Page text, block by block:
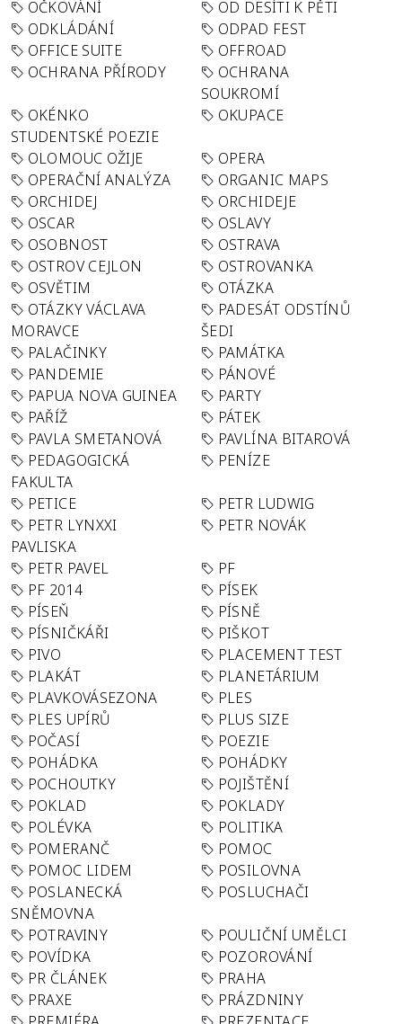
OČKOVÁNÍ
OD DESÍTI K PĚTI
ODKLÁDÁNÍ
ODPAD FEST
OFFICE SUITE
OFFROAD
OCHRANA PŘÍRODY
OCHRANA
SOUKROMÍ
OKÉNKO
STUDENTSKÉ POEZIE
OKUPACE
OLOMOUC OŽIJE
OPERA
OPERAČNÍ ANALÝZA
ORGANIC MAPS
ORCHIDEJ
ORCHIDEJE
OSCAR
OSLAVY
OSOBNOST
OSTRAVA
OSTROV CEJLON
OSTROVANKA
OSVĚTIM
OTÁZKA
OTÁZKY VÁCLAVA
MORAVCE
PADESÁT ODSTÍNŮ
ŠEDI
PALAČINKY
PAMÁTKA
PANDEMIE
PÁNOVÉ
PAPUA NOVA GUINEA
PARTY
PAŘÍŽ
PÁTEK
PAVLA SMETANOVÁ
PAVLÍNA BITAROVÁ
PEDAGOGICKÁ
FAKULTA
PENÍZE
PETICE
PETR LUDWIG
PETR LYNXXI
PAVLISKA
PETR NOVÁK
PETR PAVEL
PF
PF 2014
PÍSEK
PÍSEŇ
PÍSNĚ
PÍSNIČKÁŘI
PIŠKOT
PIVO
PLACEMENT TEST
PLAKÁT
PLANETÁRIUM
PLAVKOVÁSEZONA
PLES
PLES UPÍRŮ
PLUS SIZE
POČASÍ
POEZIE
POHÁDKA
POHÁDKY
POCHOUTKY
POJIŠTĚNÍ
POKLAD
POKLADY
POLÉVKA
POLITIKA
POMERANČ
POMOC
POMOC LIDEM
POSILOVNA
POSLANECKÁ
SNĚMOVNA
POSLUCHAČI
POTRAVINY
POULIČNÍ UMĚLCI
POVÍDKA
POZOROVÁNÍ
PR ČLÁNEK
PRAHA
PRAXE
PRÁZDNINY